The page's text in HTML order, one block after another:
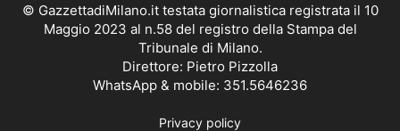
© GazzettadiMilano.it testata giornalistica registrata il 10
Maggio 2023 al n.58 del registro della Stampa del
Tribunale di Milano.
Direttore: Pietro Pizzolla
WhatsApp & mobile: 351.5646236
Privacy policy